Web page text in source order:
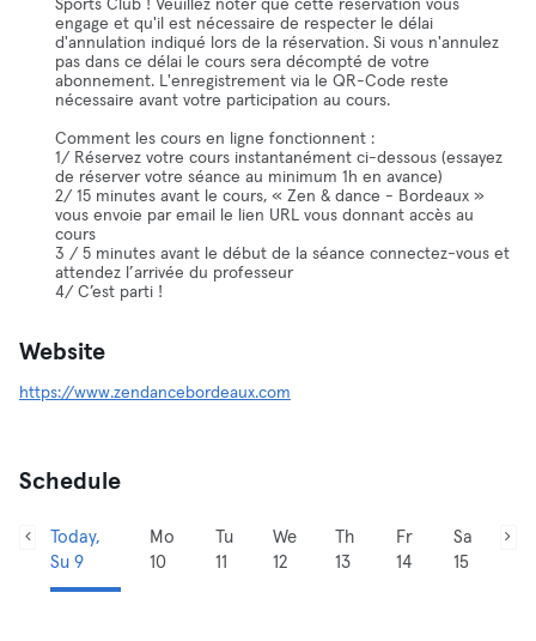
Sports Club ! Veuillez noter que cette réservation vous
engage et qu'il est nécessaire de respecter le délai
d'annulation indiqué lors de la réservation. Si vous n'annulez
pas dans ce délai le cours sera décompté de votre
abonnement. L'enregistrement via le QR-Code reste
nécessaire avant votre participation au cours.
Comment les cours en ligne fonctionnent :
1/ Réservez votre cours instantanément ci-dessous (essayez
de réserver votre séance au minimum 1h en avance)
2/ 15 minutes avant le cours, « Zen & dance - Bordeaux »
vous envoie par email le lien URL vous donnant accès au
cours
3 / 5 minutes avant le début de la séance connectez-vous et
attendez l’arrivée du professeur
4/ C’est parti !
Website
https://www.zendancebordeaux.com
Schedule
Today,
Su 9
Mo
10
Tu
11
We
12
Th
13
Fr
14
Sa
15